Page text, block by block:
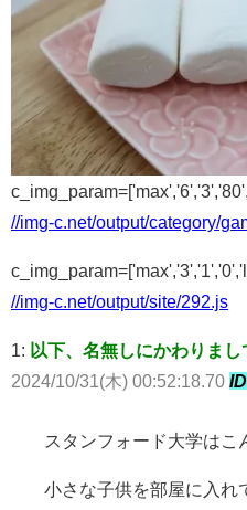
//img-c.net/output/category/
//img-c.net/output/site/292.js
1: 以下、名無しにかわりま
2024/10/31(木) 00:52:18.70
スタンフォード大学はこ
小さな子供を部屋に入れ